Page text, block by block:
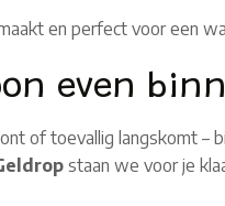
en perfect voor een
even
of toevallig langskomt –
staan we voor je